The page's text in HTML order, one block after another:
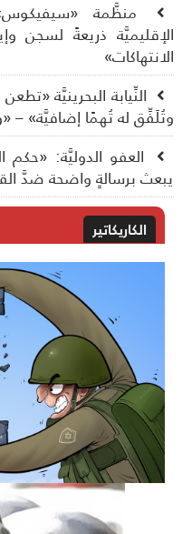
منظَّمة «سيفيكوس»:
ذريعةً لسجن
النِّيابة البحرينيَّة
له تُهمًا إضافيَّة» – «وكالة
العفو الدوليَّة: «حكم
برسالةٍ واضحة ضدَّ القمع
الكاريكاتير